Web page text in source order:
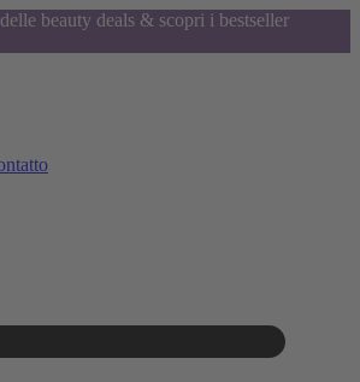
beauty deals & scopri i bestseller